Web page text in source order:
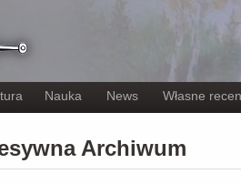
Nauka News Własne
Archiwum